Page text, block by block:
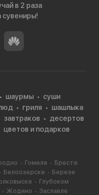
в 2 раза
сувениры!
шаурмы
суши
гриля
шашлыка
завтраков
десертов
цветов и подарков
Гомеле
Бресте
Белоозерске
Березе
Глубоком
Жодино
Заславле